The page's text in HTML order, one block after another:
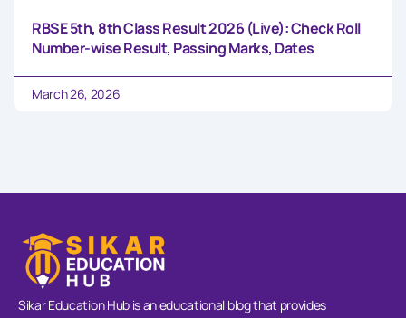
RBSE 5th, 8th Class Result 2026 (Live): Check Roll
Number-wise Result, Passing Marks, Dates
March 26, 2026
Sikar Education Hub is an educational blog that provides